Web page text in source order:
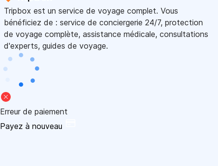
Tripbox est un service de voyage complet. Vous
bénéficiez de : service de conciergerie 24/7, protection
de voyage complète, assistance médicale, consultations
d'experts, guides de voyage.
Erreur de paiement
Payez à nouveau